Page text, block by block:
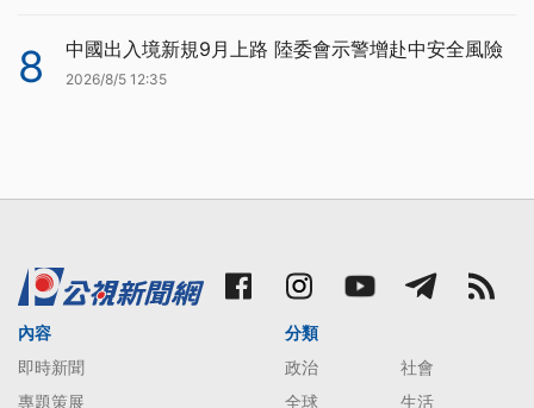
8 中國出入境新規9月上路 陸委會示警增赴中安全風險
2026/8/5 12:35
內容
即時新聞
專題策展
分類
政治
社會
全球
生活